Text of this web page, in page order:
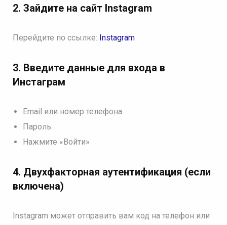
2. Зайдите на сайт Instagram
Перейдите по ссылке: Instagram
3. Введите данные для входа в
Инстаграм
Email или номер телефона
Пароль
Нажмите «Войти»
4. Двухфакторная аутентификация (если
включена)
Instagram может отправить вам код на телефон или